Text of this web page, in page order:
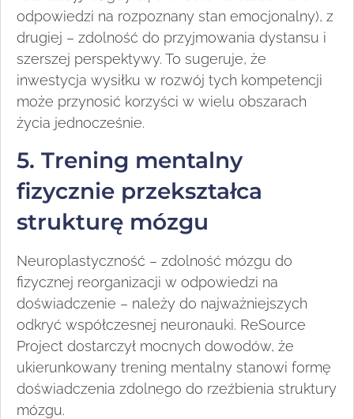
odpowiedzi na rozpoznany stan emocjonalny), z
drugiej – zdolność do przyjmowania dystansu i
szerszej perspektywy. To sugeruje, że
inwestycja wysiłku w rozwój tych kompetencji
może przynosić korzyści w wielu obszarach
życia jednocześnie.
5. Trening mentalny
fizycznie przekształca
strukturę mózgu
Neuroplastyczność – zdolność mózgu do
fizycznej reorganizacji w odpowiedzi na
doświadczenie – należy do najważniejszych
odkryć współczesnej neuronauki. ReSource
Project dostarczył mocnych dowodów, że
ukierunkowany trening mentalny stanowi formę
doświadczenia zdolnego do rzeźbienia struktury
mózgu.